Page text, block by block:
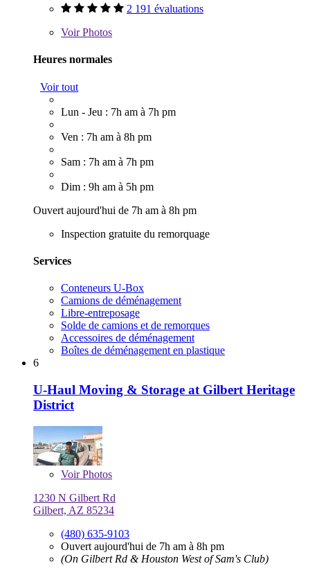
2 191 évaluations
VoirPhotos
Heures normales
Voir tout
Lun - Jeu : 7h am à 7h pm
Ven : 7h am à 8h pm
Sam : 7h am à 7h pm
Dim : 9h am à 5h pm
Ouvert aujourd'hui de 7h am à 8h pm
Inspection gratuite du remorquage
Services
Conteneurs U-Box
Camions de déménagement
Libre-entreposage
Solde de camions et de remorques
Accessoires de déménagement
Boîtes de déménagement en plastique
6
U-Haul Moving & Storage at Gilbert Heritage
District
VoirPhotos
1230 N Gilbert Rd
Gilbert, AZ 85234
(480) 635-9103
Ouvert aujourd'hui de 7h am à 8h pm
(On Gilbert Rd & Houston West of Sam's Club)